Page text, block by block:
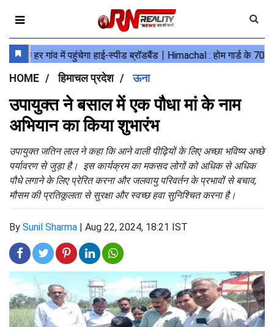
HOME हिमाचल प्रदेश ऊना
उपायुक्त ने बसाल में एक पौधा मां के नाम
अभियान का किया शुभारंभ
उपायुक्त जतिन लाल ने कहा कि आने वाली पीढ़ियों के लिए अच्छा भविष्य अच्छे
पर्यावरण से जुड़ा है। इस कार्यक्रम का मकसद लोगों को अधिक से अधिक
पौधे लगाने के लिए प्रेरित करना और जलवायु परिवर्तन के प्रभावों से बचाव,
मौसम की प्रतिकूलता से सुरक्षा और स्वच्छ हवा सुनिश्चित करना है।
By Sunil Sharma | Aug 22, 2024, 18:21 IST